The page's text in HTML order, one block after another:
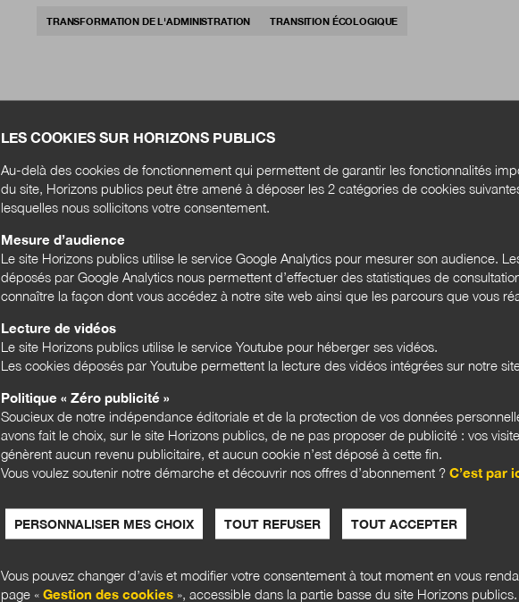
TRANSFORMATION DE L'ADMINISTRATION TRANSITION ÉCOLOGIQUE
CULTURES PUBLIQUES CULTURES
LES COOKIES SUR HORIZONS PUBLICS
Au-delà des cookies de fonctionnement qui permettent de garantir les fonctionnalités
du site, Horizons publics peut être amené à déposer les 2 catégories de cookies
lesquelles nous sollicitons votre consentement.
Mesure d’audience
Le site Horizons publics utilise le service Google Analytics pour mesurer son audience.
déposés par Google Analytics nous permettent d’effectuer des statistiques de
connaître la façon dont vous accédez à notre site web ainsi que les parcours que vous
Lecture de vidéos
Le site Horizons publics utilise le service Youtube pour héberger ses vidéos.
Les cookies déposés par Youtube permettent la lecture des vidéos intégrées sur notre
Politique « Zéro publicité »
Soucieux de notre indépendance éditoriale et de la protection de vos données
avons fait le choix, sur le site Horizons publics, de ne pas proposer de publicité : vos
génèrent aucun revenu publicitaire, et aucun cookie n’est déposé à cette fin.
Vous voulez soutenir notre démarche et découvrir nos offres d’abonnement ? C’est par
PERSONNALISER MES CHOIX TOUT REFUSER TOUT ACCEPTER
Vous pouvez changer d’avis et modifier votre consentement à tout moment en vous
page « Gestion des cookies », accessible dans la partie basse du site Horizons publics.